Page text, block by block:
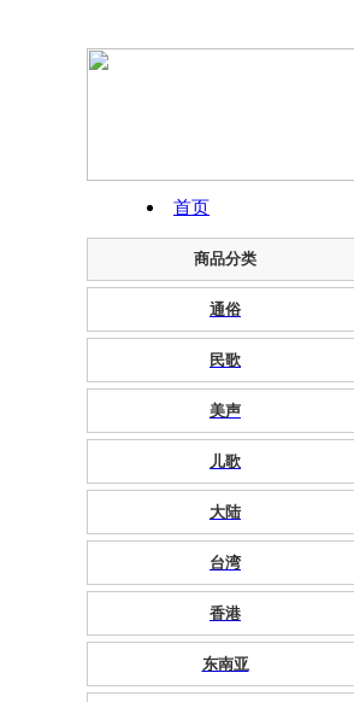
首页
高清歌谱库
可打印高清谱
带和弦简谱
动态简谱歌谱
申请为VIP
商品分类
通俗
民歌
美声
儿歌
大陆
台湾
香港
东南亚